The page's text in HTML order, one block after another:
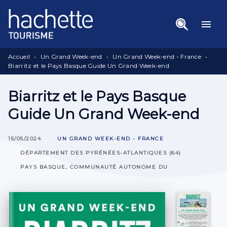
Menu Recherche
Pied De Page
menu
Accueil • Un Grand Week-end • Un Grand Week-end - France •
Biarritz et le Pays Basque Guide Un Grand Week-end
Biarritz et le Pays Basque
Guide Un Grand Week-end
15/05/2024 UN GRAND WEEK-END - FRANCE
DÉPARTEMENT DES PYRÉNÉES-ATLANTIQUES (64)
PAYS BASQUE, COMMUNAUTÉ AUTONOME DU